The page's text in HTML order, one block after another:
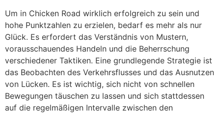
Um in Chicken Road wirklich erfolgreich zu sein und
hohe Punktzahlen zu erzielen, bedarf es mehr als nur
Glück. Es erfordert das Verständnis von Mustern,
vorausschauendes Handeln und die Beherrschung
verschiedener Taktiken. Eine grundlegende Strategie ist
das Beobachten des Verkehrsflusses und das Ausnutzen
von Lücken. Es ist wichtig, sich nicht von schnellen
Bewegungen täuschen zu lassen und sich stattdessen
auf die regelmäßigen Intervalle zwischen den